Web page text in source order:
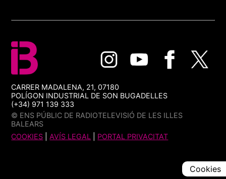
CARRER MADALENA, 21, 07180
POLÍGON INDUSTRIAL DE SON BUGADELLES
(+34) 971 139 333
© ENS PÚBLIC DE RADIOTELEVISIÓ DE LES ILLES
BALEARS
COOKIES |AVÍS LEGAL PORTAL PRIVACITAT
Cookies